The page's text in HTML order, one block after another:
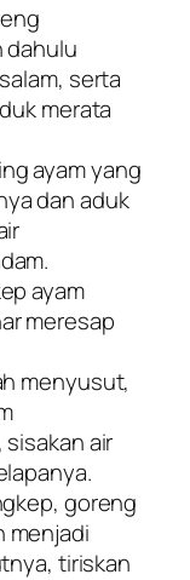
dahulu
serta
merata
ayam yang
dan aduk
ayam
meresap
menyusut,
air
goreng
menjadi
tiriskan